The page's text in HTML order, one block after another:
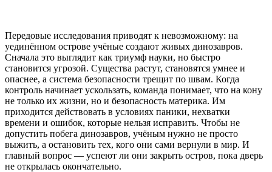
Передовые исследования приводят к невозможному: на
уединённом острове учёные создают живых динозавров.
Сначала это выглядит как триумф науки, но быстро
становится угрозой. Существа растут, становятся умнее и
опаснее, а система безопасности трещит по швам. Когда
контроль начинает ускользать, команда понимает, что на кону
не только их жизни, но и безопасность материка. Им
приходится действовать в условиях паники, нехватки
времени и ошибок, которые нельзя исправить. Чтобы не
допустить побега динозавров, учёным нужно не просто
выжить, а остановить тех, кого они сами вернули в мир. И
главный вопрос — успеют ли они закрыть остров, пока дверь
не открылась окончательно.